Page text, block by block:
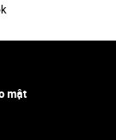
mật